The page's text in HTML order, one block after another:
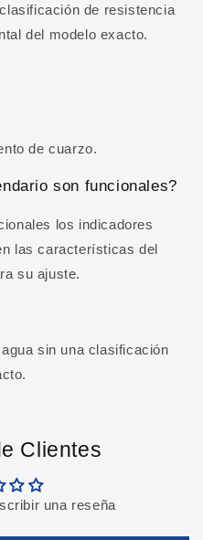
de resistencia
del modelo exacto.
de cuarzo.
son funcionales?
los indicadores
las características del
su ajuste.
sin una clasificación
Clientes
una reseña
de privacidad